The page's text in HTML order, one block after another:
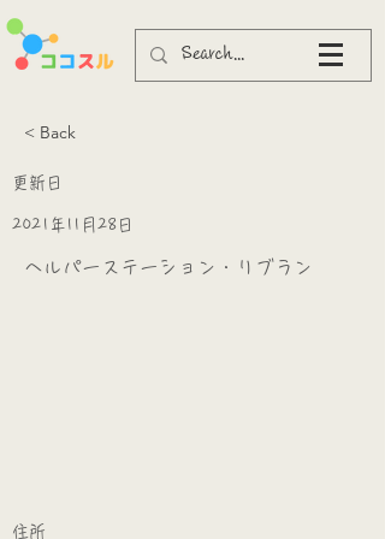
< Back
更新日
2021年11月28日
ヘルパーステーション・リブラン
​ ​住所